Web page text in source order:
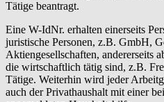
Tätige beantragt.
Eine W-IdNr. erhalten einerseits
juristische Personen, z.B. GmbH,
Aktiengesellschaften, andererseits
die wirtschaftlich tätig sind, z.B.
Tätige. Weiterhin wird jeder
auch der Privathaushalt mit einer